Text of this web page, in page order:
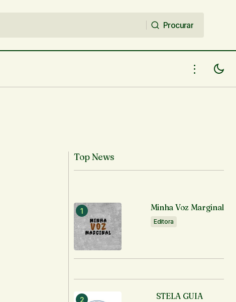
Procurar
Top News
Minha Voz Marginal
Editora
STELA GUIA